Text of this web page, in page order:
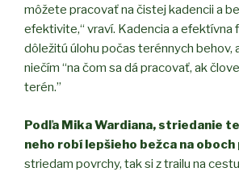
môžete pracovať na čistej kadencii a
efektivite,“ vraví. Kadencia a efektívna
dôležitú úlohu počas terénnych behov,
niečím “na čom sa dá pracovať, ak
terén.”
Podľa Mika Wardiana, striedanie
neho robí lepšieho bežca na
striedam povrchy, tak si z trailu na